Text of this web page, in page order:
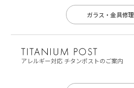
ガラス・金具修理
アレルギー対応チタンポストのご案内